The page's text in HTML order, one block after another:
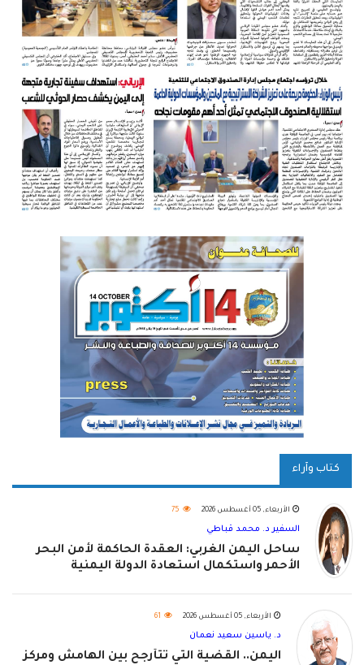
كتاب وآراء
الأربعاء, 05 أغسطس 2026 75
السفير د. محمد قباطي
ساحل اليمن الغربي: العقدة الحاكمة لأمن البحر
الأحمر واستكمال استعادة الدولة اليمنية
الأربعاء, 05 أغسطس 2026 61
د. ياسين سعيد نعمان
اليمن.. القضية التي تتأرجح بين الهامش ومركز